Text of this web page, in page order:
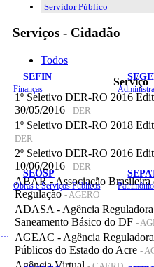
SEFIN
Finanças
SEOSP
Obras e Serviços Públicos Patrimônio
Servidor Público
Serviços - Cidadão
Todos
Serviço
1º Seletivo DER-RO 2016
30/05/2016 - DER
1º Seletivo DER-RO 2018
DER
2º Seletivo DER-RO 2016
10/06/2016 - DER
ABAR - Associação Brasileira
Regulação- AGERO
ADASA - Agência
Saneamento Básico do DF -
AGEAC - Agência
Públicos do Estado do Acre -